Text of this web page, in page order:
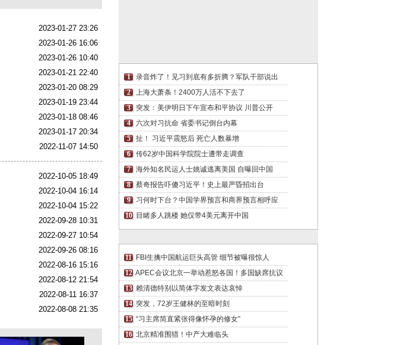
2023-01-27 23:26
2023-01-26 16:06
2023-01-26 10:40
2023-01-21 22:40
2023-01-20 08:29
2023-01-19 23:44
2023-01-18 08:46
2023-01-17 20:34
2022-11-07 14:50
2022-10-05 18:49
2022-10-04 16:14
2022-10-04 15:22
2022-09-28 10:31
2022-09-27 10:54
2022-09-26 08:16
2022-08-16 15:16
2022-08-12 21:54
2022-08-11 16:37
2022-08-08 21:35
录音炸了！见习到底有多折腾？军队干部说出
上海大萧条！2400万人活不下去了
突发：美伊明日下午宣布和平协议 川普公开
六次对习抗命 省委书记倒台内幕
扯！ 习近平震怒后 死亡人数暴增
传62岁中国科学院院士遭带走调查
海外知名民运人士姚诚逃离美国 自曝回中国
蔡奇报告吓傻习近平！史上最严昏招出台
习何时下台？中国学界预言和商界预言相呼应
目睹多人跳楼 她仅带4美元离开中国
FBI生擒中国航运巨头高管 细节被曝很惊人
APEC会议北京一举动惹怒各国！多国缺席抗议
赖清德特别以简体字发文表达哀悼
突发，72岁王健林的至暗时刻
“习主席简直紧张得像怀孕的修女”
北京精准围猎！中产大难临头